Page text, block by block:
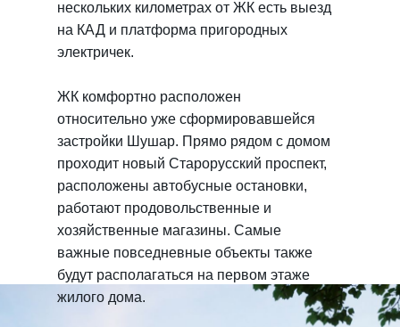
нескольких километрах от ЖК есть выезд
на КАД и платформа пригородных
электричек.
ЖК комфортно расположен
относительно уже сформировавшейся
застройки Шушар. Прямо рядом с домом
проходит новый Старорусский проспект,
расположены автобусные остановки,
работают продовольственные и
хозяйственные магазины. Самые
важные повседневные объекты также
будут располагаться на первом этаже
жилого дома.